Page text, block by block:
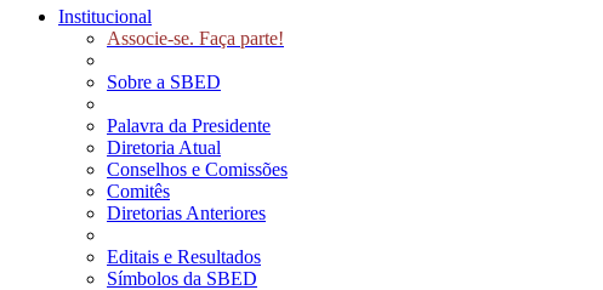
Institucional
Associe-se. Faça parte!
Sobre a SBED
Palavra da Presidente
Diretoria Atual
Conselhos e Comissões
Comitês
Diretorias Anteriores
Editais e Resultados
Símbolos da SBED